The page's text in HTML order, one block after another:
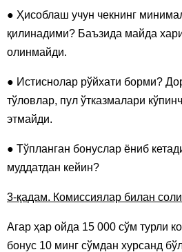
● Ҳисоблаш учун чекнинг
қилинадими? Баъзида майда
олинмайди.
● Истиснолар рўйхати борми?
тўловлар, пул ўтказмалари
этмайди.
● Тўпланган бонуслар ёниб
муддатдан кейин?
3-қадам. Комиссиялар билан
Агар ҳар ойда 15 000 сўм турли
бонус 10 минг сўмдан хурсанд